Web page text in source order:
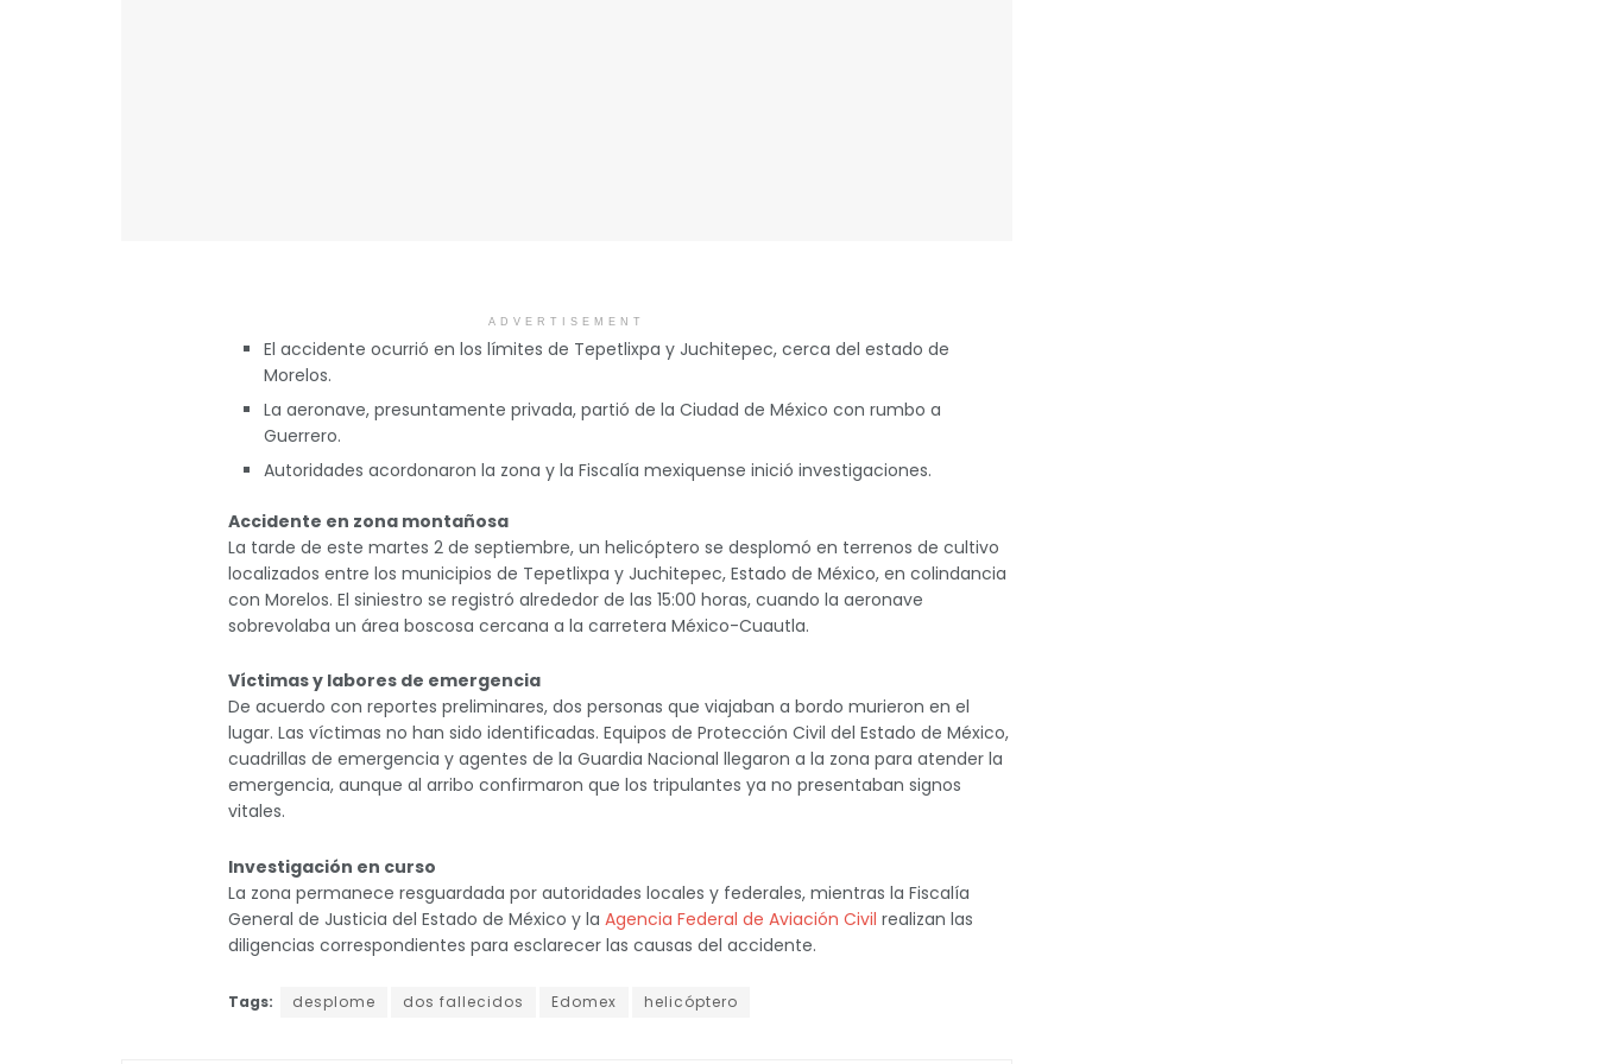
ADVERTISEMENT
El accidente ocurrió en los límites de Tepetlixpa y Juchitepec, cerca del estado de
Morelos.
La aeronave, presuntamente privada, partió de la Ciudad de México con rumbo a
Guerrero.
Autoridades acordonaron la zona y la Fiscalía mexiquense inició investigaciones.
Accidente en zona montañosa
La tarde de este martes 2 de septiembre, un helicóptero se desplomó en terrenos de cultivo
localizados entre los municipios de Tepetlixpa y Juchitepec, Estado de México, en colindancia
con Morelos. El siniestro se registró alrededor de las 15:00 horas, cuando la aeronave
sobrevolaba un área boscosa cercana a la carretera México-Cuautla.
Víctimas y labores de emergencia
De acuerdo con reportes preliminares, dos personas que viajaban a bordo murieron en el
lugar. Las víctimas no han sido identificadas. Equipos de Protección Civil del Estado de México,
cuadrillas de emergencia y agentes de la Guardia Nacional llegaron a la zona para atender la
emergencia, aunque al arribo confirmaron que los tripulantes ya no presentaban signos
vitales.
Investigación en curso
La zona permanece resguardada por autoridades locales y federales, mientras la Fiscalía
General de Justicia del Estado de México y la Agencia Federal de Aviación Civil realizan las
diligencias correspondientes para esclarecer las causas del accidente.
Tags: desplome dos fallecidos Edomex helicóptero